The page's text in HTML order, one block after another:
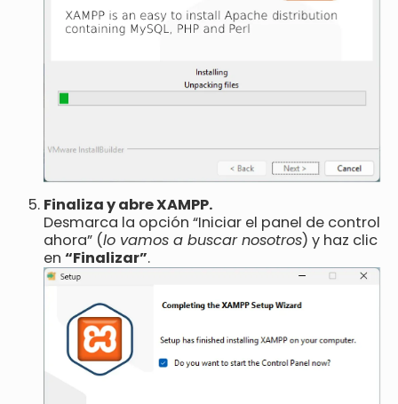
Finaliza y abre XAMPP.
Desmarca la opción “Iniciar el panel de control
ahora” (lo vamos a buscar nosotros) y haz clic
en“Finalizar”.